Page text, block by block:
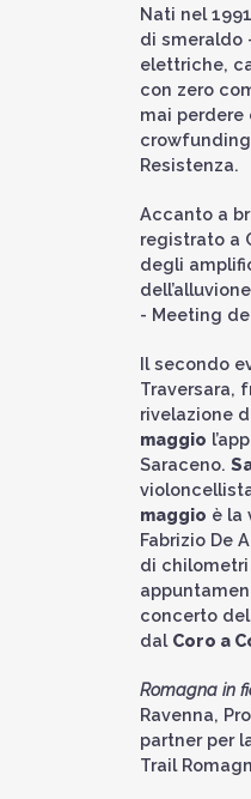
Nati nel
di smeraldo
elettriche,
con zero
mai perdere
Resistenza.
Accanto a
registrato a
degli
- Meeting
Il secondo
Traversara,
rivelazione
maggio
Saraceno.
maggio è la
Fabrizio De
di
concerto
dal Coro a
Romagna in
Ravenna,
partner per
Trail